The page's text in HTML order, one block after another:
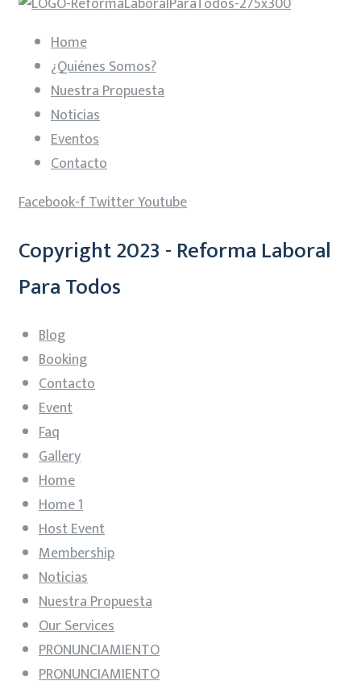
Home
¿Quiénes Somos?
Nuestra Propuesta
Noticias
Eventos
Contacto
Facebook-fTwitterYoutube
Copyright 2023 - Reforma Laboral
Para Todos
Blog
Booking
Contacto
Event
Faq
Gallery
Home
Home 1
Host Event
Membership
Noticias
Nuestra Propuesta
Our Services
PRONUNCIAMIENTO
PRONUNCIAMIENTO